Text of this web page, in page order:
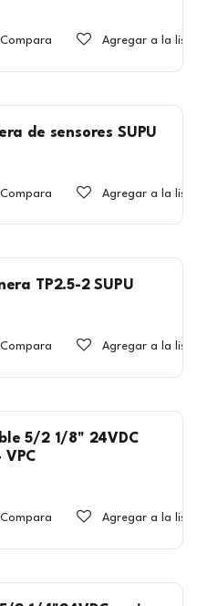
Compara Agregar a la
de sensores SUPU
Compara Agregar a la
TP2.5-2 SUPU
Compara Agregar a la
5/2 1/8" 24VDC
Compara Agregar a la